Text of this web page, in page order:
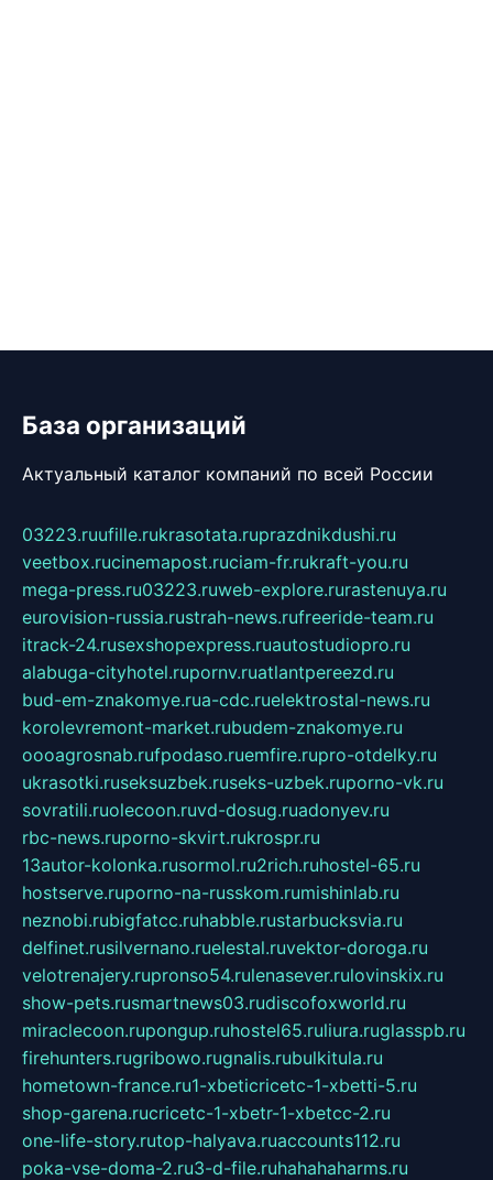
База организаций
Актуальный каталог компаний по всей России
03223.ruufille.rukrasotata.ruprazdnikdushi.ru
veetbox.rucinemapost.ruciam-fr.rukraft-you.ru
mega-press.ru03223.ruweb-explore.rurastenuya.ru
eurovision-russia.rustrah-news.rufreeride-team.ru
itrack-24.rusexshopexpress.ruautostudiopro.ru
alabuga-cityhotel.rupornv.ruatlantpereezd.ru
bud-em-znakomye.rua-cdc.ruelektrostal-news.ru
korolevremont-market.rubudem-znakomye.ru
oooagrosnab.rufpodaso.ruemfire.rupro-otdelky.ru
ukrasotki.ruseksuzbek.ruseks-uzbek.ruporno-vk.ru
sovratili.ruolecoon.ruvd-dosug.ruadonyev.ru
rbc-news.ruporno-skvirt.rukrospr.ru
13autor-kolonka.rusormol.ru2rich.ruhostel-65.ru
hostserve.ruporno-na-russkom.rumishinlab.ru
neznobi.rubigfatcc.ruhabble.rustarbucksvia.ru
delfinet.rusilvernano.ruelestal.ruvektor-doroga.ru
velotrenajery.rupronso54.rulenasever.rulovinskix.ru
show-pets.rusmartnews03.rudiscofoxworld.ru
miraclecoon.rupongup.ruhostel65.ruliura.ruglasspb.ru
firehunters.rugribowo.rugnalis.rubulkitula.ru
hometown-france.ru1-xbeticricetc-1-xbetti-5.ru
shop-garena.rucricetc-1-xbetr-1-xbetcc-2.ru
one-life-story.rutop-halyava.ruaccounts112.ru
poka-vse-doma-2.ru3-d-file.ruhahahaharms.ru